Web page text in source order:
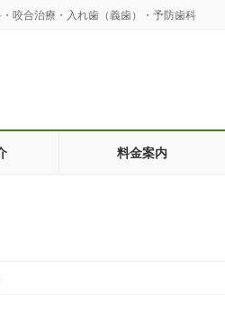
咬合治療・入れ歯（義歯）・予防歯科
料金案内